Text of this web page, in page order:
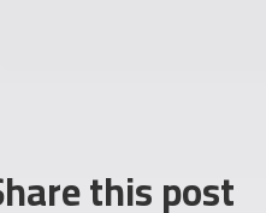
Share this post :